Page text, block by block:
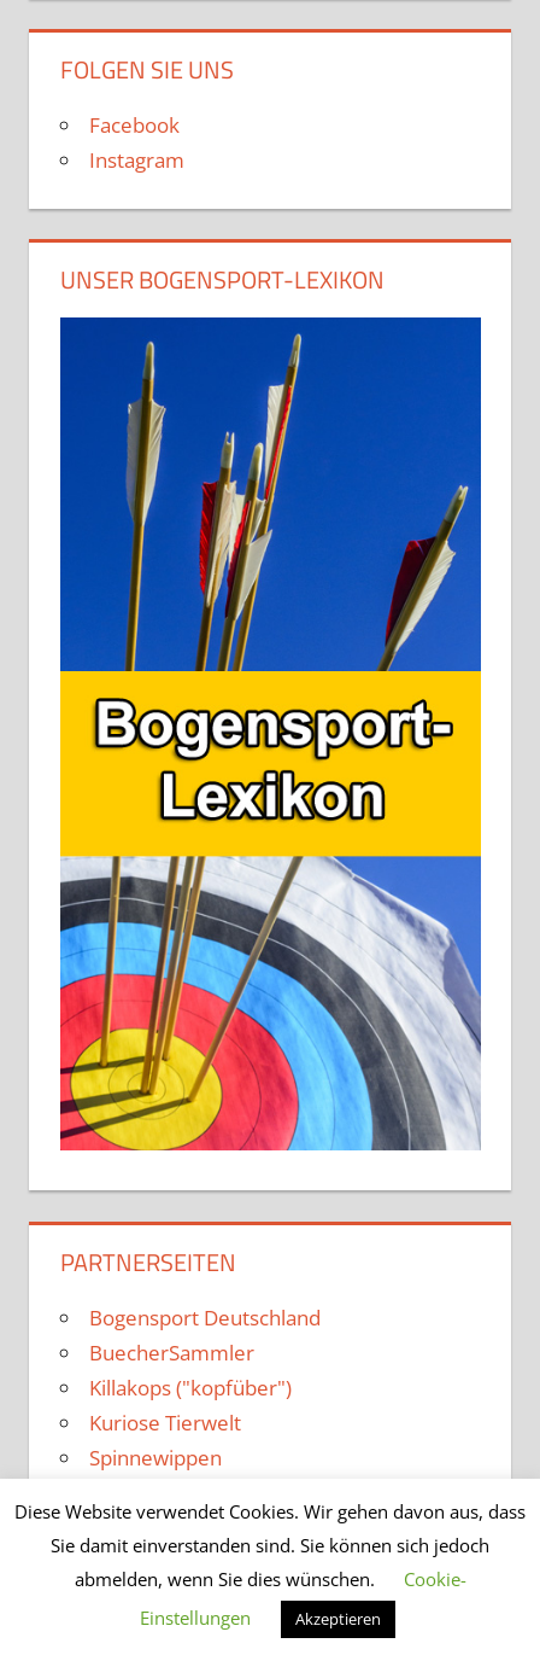
FOLGEN SIE UNS
Facebook
Instagram
UNSER BOGENSPORT-LEXIKON
PARTNERSEITEN
Bogensport Deutschland
BuecherSammler
Killakops ("kopfüber")
Kuriose Tierwelt
Spinnewippen
WordPress-Theme: Tortuga von ThemeZee.
Diese Website verwendet Cookies. Wir gehen davon aus, dass
Sie damit einverstanden sind. Sie können sich jedoch
abmelden, wenn Sie dies wünschen.
Cookie-
Einstellungen
Akzeptieren